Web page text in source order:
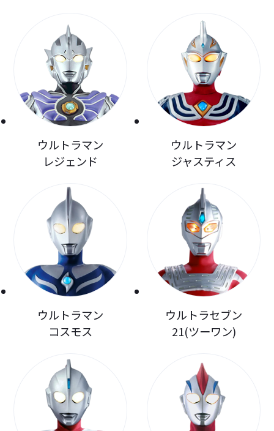
ウルトラマン
レジェンド
ウルトラマン
ジャスティス
ウルトラマン
コスモス
ウルトラセブン
21(ツーワン)